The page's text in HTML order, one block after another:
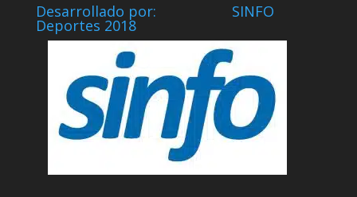
Desarrollado por: SINFO
Deportes 2018